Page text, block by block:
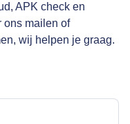
APK check en
ons mailen of
wij helpen je graag.